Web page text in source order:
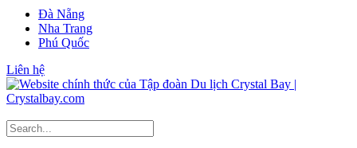
Đà Nẵng
Nha Trang
Phú Quốc
Liên hệ